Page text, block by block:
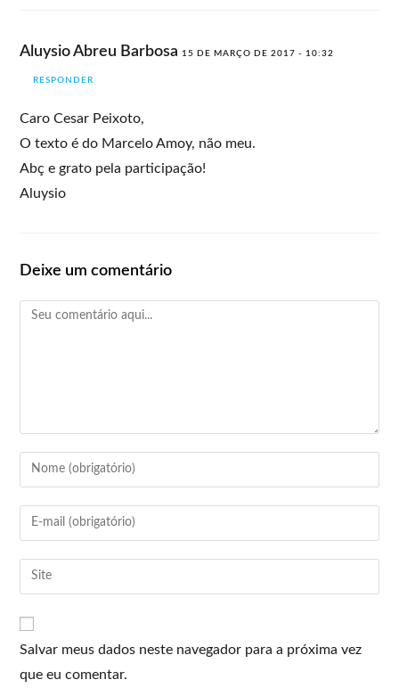
Aluysio Abreu Barbosa 15 DE MARÇO DE 2017 - 10:32
RESPONDER
Caro Cesar Peixoto,
O texto é do Marcelo Amoy, não meu.
Abç e grato pela participação!
Aluysio
Deixe um comentário
Salvar meus dados neste navegador para a próxima vez
que eu comentar.